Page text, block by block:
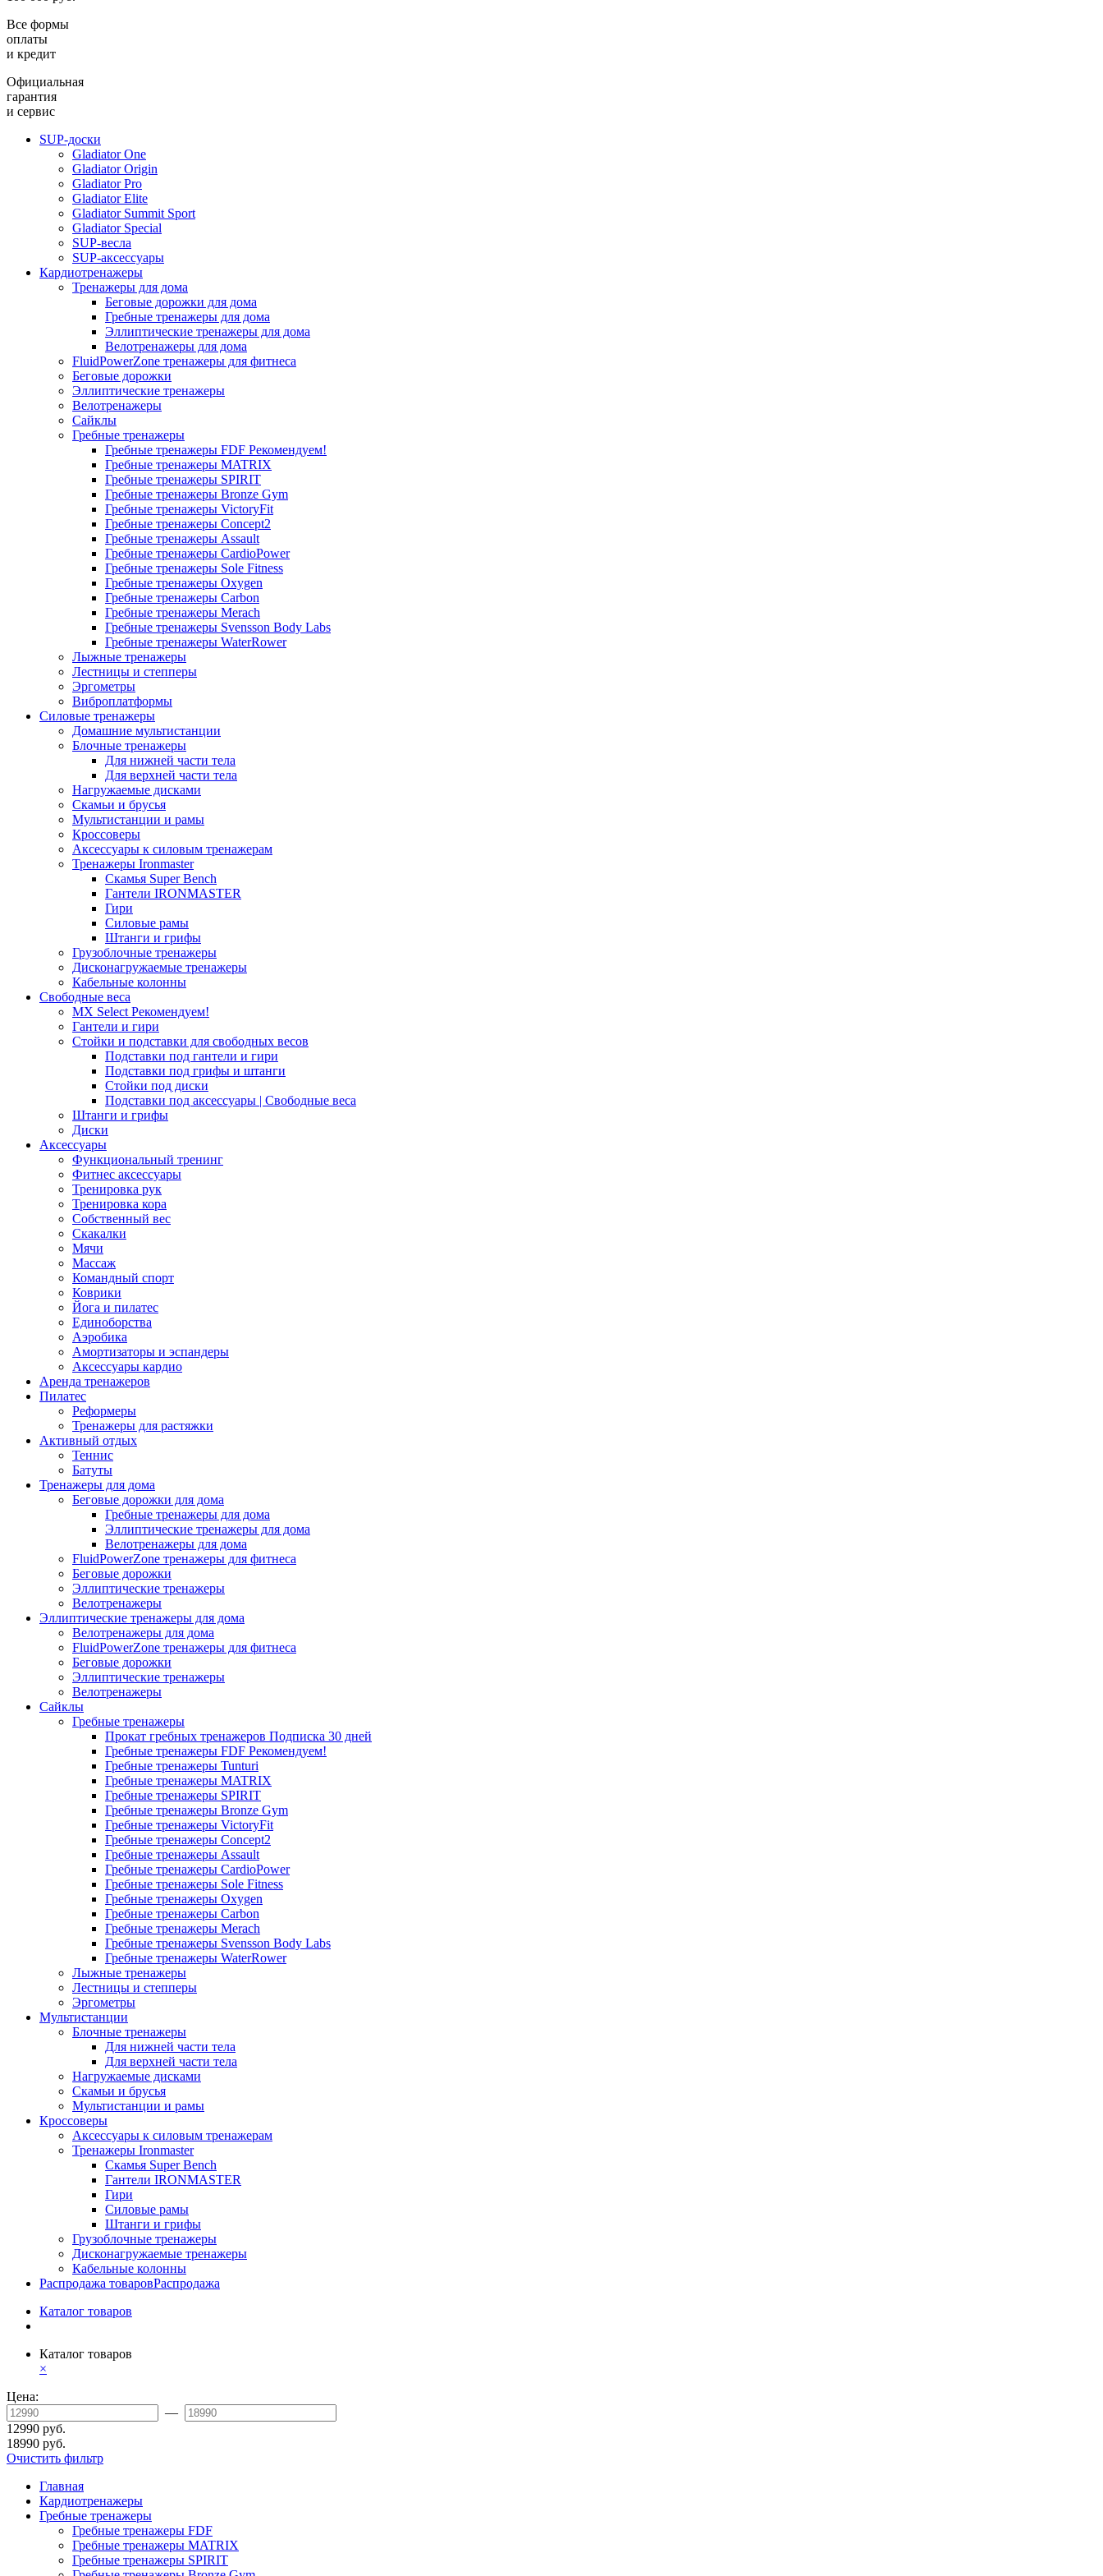
Все формы
оплаты
и кредит
Официальная
гарантия
и сервис
SUP-доски
Gladiator One
Gladiator Origin
Gladiator Pro
Gladiator Elite
Gladiator Summit Sport
Gladiator Special
SUP-весла
SUP-аксессуары
Кардиотренажеры
Тренажеры для дома
Беговые дорожки для дома
Гребные тренажеры для дома
Эллиптические тренажеры для дома
Велотренажеры для дома
FluidPowerZone тренажеры для фитнеса
Беговые дорожки
Эллиптические тренажеры
Велотренажеры
Сайклы
Гребные тренажеры
Гребные тренажеры FDF Рекомендуем!
Гребные тренажеры MATRIX
Гребные тренажеры SPIRIT
Гребные тренажеры Bronze Gym
Гребные тренажеры VictoryFit
Гребные тренажеры Concept2
Гребные тренажеры Assault
Гребные тренажеры CardioPower
Гребные тренажеры Sole Fitness
Гребные тренажеры Oxygen
Гребные тренажеры Carbon
Гребные тренажеры Merach
Гребные тренажеры Svensson Body Labs
Гребные тренажеры WaterRower
Лыжные тренажеры
Лестницы и степперы
Эргометры
Виброплатформы
Силовые тренажеры
Домашние мультистанции
Блочные тренажеры
Для нижней части тела
Для верхней части тела
Нагружаемые дисками
Скамьи и брусья
Мультистанции и рамы
Кроссоверы
Аксессуары к силовым тренажерам
Тренажеры Ironmaster
Скамья Super Bench
Гантели IRONMASTER
Гири
Силовые рамы
Штанги и грифы
Грузоблочные тренажеры
Дисконагружаемые тренажеры
Кабельные колонны
Свободные веса
MX Select Рекомендуем!
Гантели и гири
Стойки и подставки для свободных весов
Подставки под гантели и гири
Подставки под грифы и штанги
Стойки под диски
Подставки под аксессуары | Свободные веса
Штанги и грифы
Диски
Аксессуары
Функциональный тренинг
Фитнес аксессуары
Тренировка рук
Тренировка кора
Собственный вес
Скакалки
Мячи
Массаж
Командный спорт
Коврики
Йога и пилатес
Единоборства
Аэробика
Амортизаторы и эспандеры
Аксессуары кардио
Аренда тренажеров
Пилатес
Реформеры
Тренажеры для растяжки
Активный отдых
Теннис
Батуты
Тренажеры для дома
Беговые дорожки для дома
Гребные тренажеры для дома
Эллиптические тренажеры для дома
Велотренажеры для дома
FluidPowerZone тренажеры для фитнеса
Беговые дорожки
Эллиптические тренажеры
Велотренажеры
Эллиптические тренажеры для дома
Велотренажеры для дома
FluidPowerZone тренажеры для фитнеса
Беговые дорожки
Эллиптические тренажеры
Велотренажеры
Сайклы
Гребные тренажеры
Прокат гребных тренажеров Подписка 30 дней
Гребные тренажеры FDF Рекомендуем!
Гребные тренажеры Tunturi
Гребные тренажеры MATRIX
Гребные тренажеры SPIRIT
Гребные тренажеры Bronze Gym
Гребные тренажеры VictoryFit
Гребные тренажеры Concept2
Гребные тренажеры Assault
Гребные тренажеры CardioPower
Гребные тренажеры Sole Fitness
Гребные тренажеры Oxygen
Гребные тренажеры Carbon
Гребные тренажеры Merach
Гребные тренажеры Svensson Body Labs
Гребные тренажеры WaterRower
Лыжные тренажеры
Лестницы и степперы
Эргометры
Мультистанции
Блочные тренажеры
Для нижней части тела
Для верхней части тела
Нагружаемые дисками
Скамьи и брусья
Мультистанции и рамы
Кроссоверы
Аксессуары к силовым тренажерам
Тренажеры Ironmaster
Скамья Super Bench
Гантели IRONMASTER
Гири
Силовые рамы
Штанги и грифы
Грузоблочные тренажеры
Дисконагружаемые тренажеры
Кабельные колонны
Распродажа товаровРаспродажа
Каталог товаров
Каталог товаров
×
Цена:
—
12990 руб.
18990 руб.
Очистить фильтр
Главная
Кардиотренажеры
Гребные тренажеры
Гребные тренажеры FDF
Гребные тренажеры MATRIX
Гребные тренажеры SPIRIT